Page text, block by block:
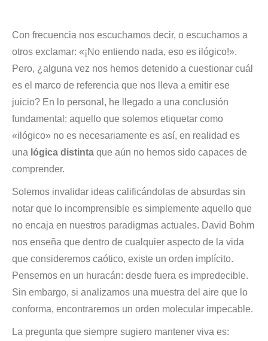
Con frecuencia nos escuchamos decir, o escuchamos a
otros exclamar: «¡No entiendo nada, eso es ilógico!».
Pero, ¿alguna vez nos hemos detenido a cuestionar cuál
es el marco de referencia que nos lleva a emitir ese
juicio? En lo personal, he llegado a una conclusión
fundamental: aquello que solemos etiquetar como
«ilógico» no es necesariamente es así, en realidad es
una lógica distinta que aún no hemos sido capaces de
comprender.
Solemos invalidar ideas calificándolas de absurdas sin
notar que lo incomprensible es simplemente aquello que
no encaja en nuestros paradigmas actuales. David Bohm
nos enseña que dentro de cualquier aspecto de la vida
que consideremos caótico, existe un orden implícito.
Pensemos en un huracán: desde fuera es impredecible.
Sin embargo, si analizamos una muestra del aire que lo
conforma, encontraremos un orden molecular impecable.
La pregunta que siempre sugiero mantener viva es: